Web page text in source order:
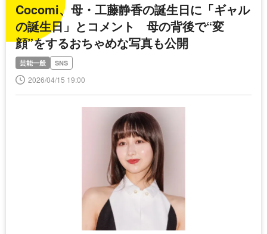
Cocomi、母・工藤静香の誕生日に「ギャル
の誕生日」とコメント 母の背後で“変
顔”をするおちゃめな写真も公開
芸能一般 SNS
2026/04/15 19:00